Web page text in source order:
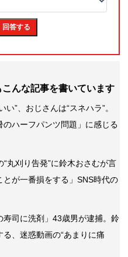
んな記事を書いています
い”、おじさんは“スネハラ”。
のハーフパンツ問題」に感じる
丸刈り告発”に鈴木おさむが言
とが一番損をする」SNS時代の
寿司に洗剤」43歳男が逮捕。鈴
、迷惑動画の“あまりに痛